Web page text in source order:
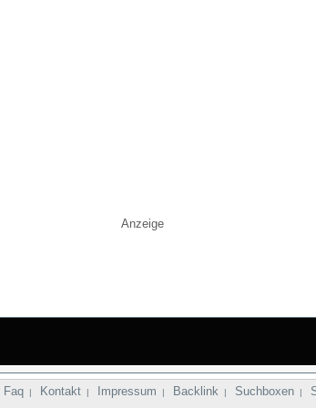
Anzeige
Faq | Kontakt | Impressum | Backlink | Suchboxen |